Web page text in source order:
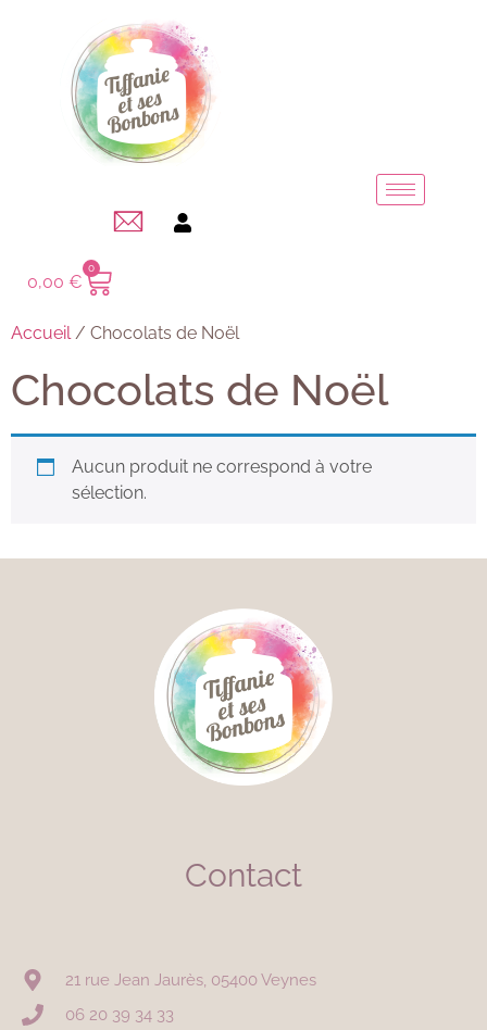
0,00 €
0
Accueil/ Chocolats de Noël
Chocolats de Noël
Aucun produit ne correspond à votre
sélection.
Contact
21 rue Jean Jaurès, 05400 Veynes
06 20 39 34 33